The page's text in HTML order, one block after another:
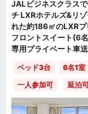
JALビジネスクラス
チ LXRホテルズ&リ
れた約186㎡のLXR
フロントスイート(6
専用プライベート車
ベッド3台 6名1室
一人参加可 延泊